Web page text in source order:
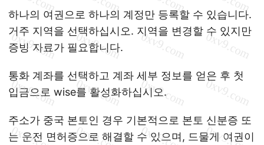
하나의 여권으로 하나의 계정만 등록할 수 있습니다.
거주 지역을 선택하십시오. 지역을 변경할 수 있지만
증빙 자료가 필요합니다.
통화 계좌를 선택하고 계좌 세부 정보를 얻은 후 첫
입금으로 wise를 활성화하십시오.
주소가 중국 본토인 경우 기본적으로 본토 신분증 또
는 운전 면허증으로 해결할 수 있으며, 드물게 여권이